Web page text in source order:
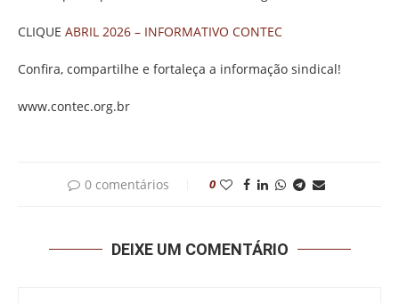
CLIQUE ABRIL 2026 – INFORMATIVO CONTEC
Confira, compartilhe e fortaleça a informação sindical!
www.contec.org.br
0 comentários 0
DEIXE UM COMENTÁRIO